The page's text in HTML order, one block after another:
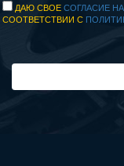
ДАЮ СВОЕСОГЛАСИЕ
СООТВЕТСТВИИ С